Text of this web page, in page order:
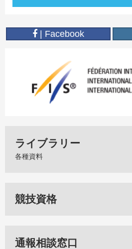
| Facebook
ライブラリー
各種資料
競技資格
通報相談窓口